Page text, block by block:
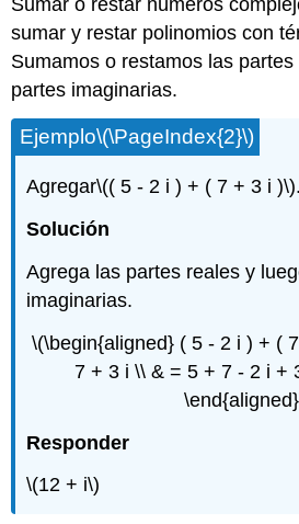
sumar y restar polinomios con
Sumamos o restamos las
partes imaginarias.
Ejemplo\(\PageIndex{2}\)
Agregar\(( 5 - 2 i ) + ( 7 + 3 i )\).
Solución
Agrega las partes reales y
imaginarias.
\(\begin{aligned} ( 5 - 2 i ) + (
7 + 3 i \\ & = 5 + 7 - 2 i +
Responder
\(12 + i\)